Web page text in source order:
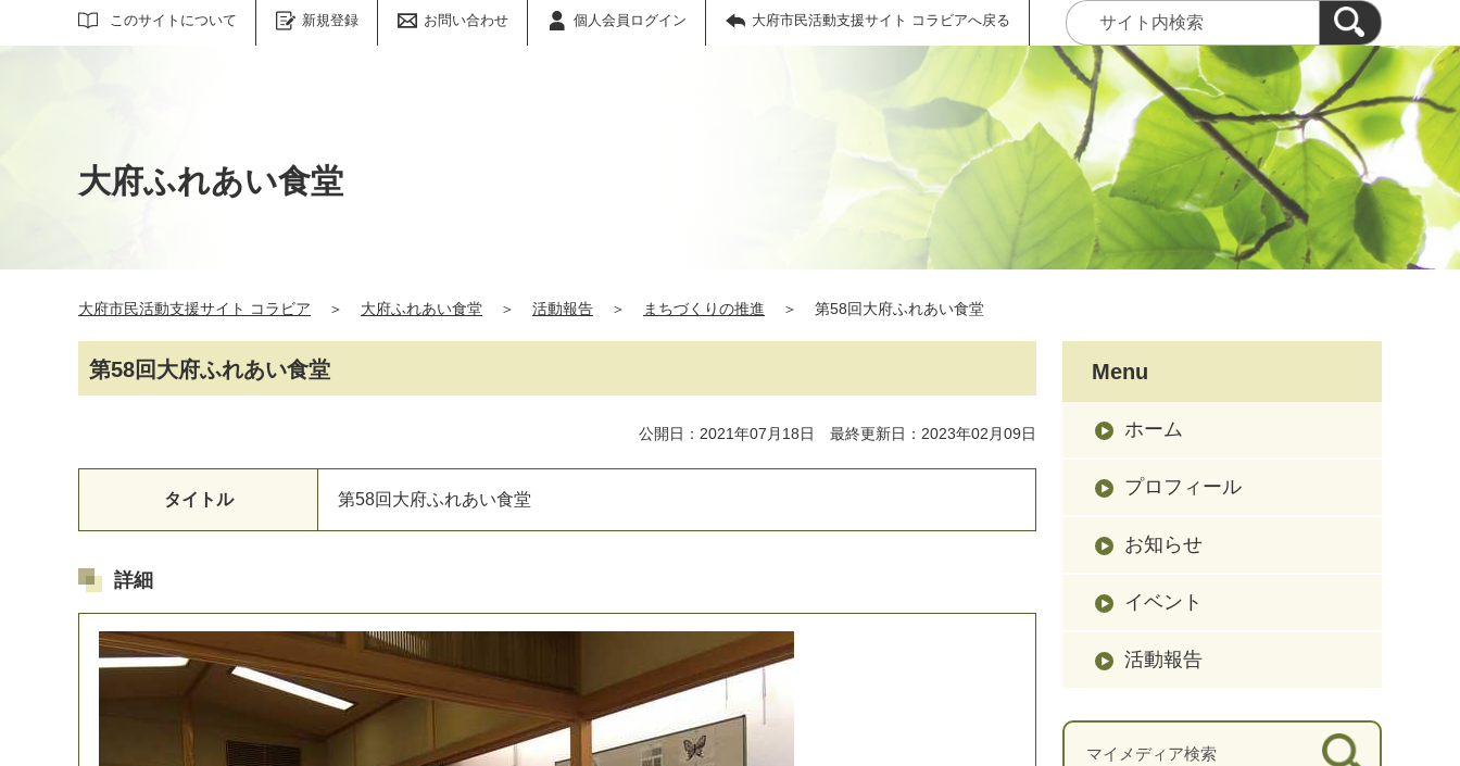
このサイトについて 新規登録 お問い合わせ 個人会員ログイン 大府市民活動支援サイト コラビアへ戻る
サイト内検索
大府ふれあい食堂
大府市民活動支援サイト コラビア ＞ 大府ふれあい食堂 ＞ 活動報告 ＞ まちづくりの推進 ＞ 第58回大府ふれあい食堂
第58回大府ふれあい食堂
公開日：2021年07月18日 最終更新日：2023年02月09日
タイトル 第58回 大府ふれあい食堂
詳細
Menu
ホーム
プロフィール
お知らせ
イベント
活動報告